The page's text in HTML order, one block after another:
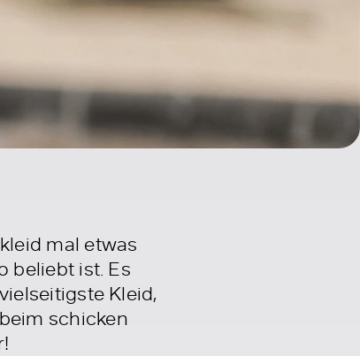
mal etwas
beliebt ist. Es
Kleid,
schicken